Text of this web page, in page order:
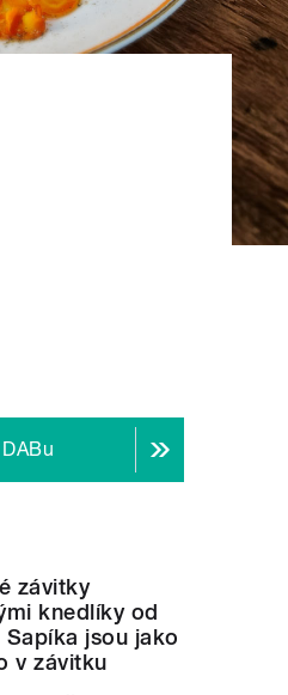
závitky
knedlíky od
Sapíka jsou jako
v závitku